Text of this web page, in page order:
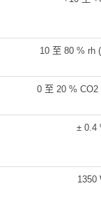
10 至 80 % rh
0 至 20 % CO2
± 0.4
1350